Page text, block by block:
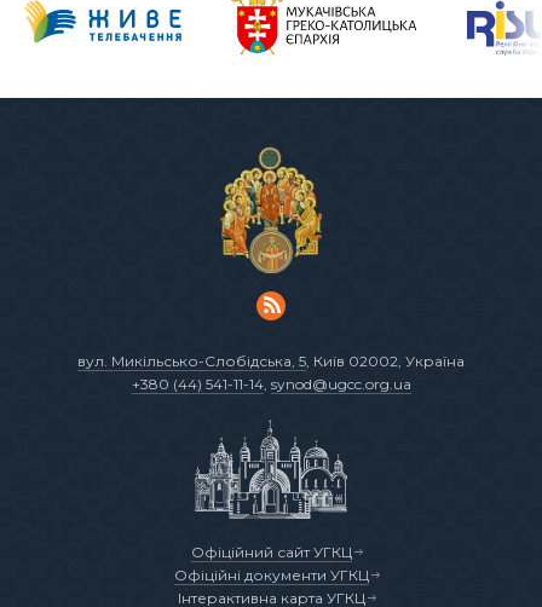
вул. Микільсько-Слобідська, 5 , Київ 02002, Україна
+380 (44) 541-11-14, synod@ugcc.org.ua
Офіційний сайт УГКЦ
Офіційні документи УГКЦ
Інтерактивна карта УГКЦ